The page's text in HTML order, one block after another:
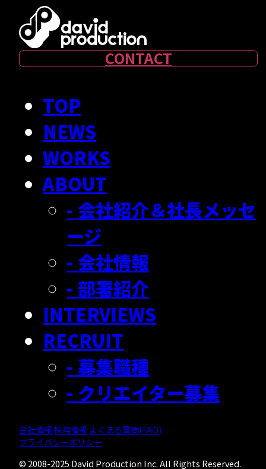
CONTACT
TOP
NEWS
WORKS
ABOUT
- 会社紹介＆社長メッセ
ージ
- 会社情報
- 部署紹介
INTERVIEWS
RECRUIT
- 募集職種
- クリエイター募集
会社情報 採用情報 よくある質問(FAQ)
プライバシーポリシー
© 2008-2025 David Production Inc. All Rights Reserved.